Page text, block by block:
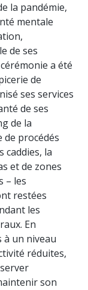
la pandémie,
mentale
de ses
a été
de
ses services
de ses
de la
de procédés
caddies, la
et de zones
– les
restées
les
En
à un niveau
réduites,
son